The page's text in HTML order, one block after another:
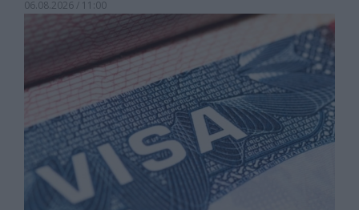
06.08.2026 / 11:00